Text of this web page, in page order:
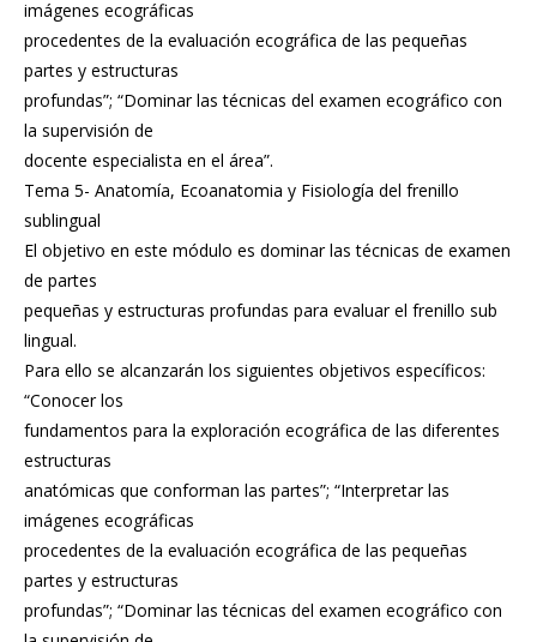
imágenes ecográficas
procedentes de la evaluación ecográfica de las pequeñas
partes y estructuras
profundas”; “Dominar las técnicas del examen ecográfico con
la supervisión de
docente especialista en el área”.
Tema 5- Anatomía, Ecoanatomia y Fisiología del frenillo
sublingual
El objetivo en este módulo es dominar las técnicas de examen
de partes
pequeñas y estructuras profundas para evaluar el frenillo sub
lingual.
Para ello se alcanzarán los siguientes objetivos específicos:
“Conocer los
fundamentos para la exploración ecográfica de las diferentes
estructuras
anatómicas que conforman las partes”; “Interpretar las
imágenes ecográficas
procedentes de la evaluación ecográfica de las pequeñas
partes y estructuras
profundas”; “Dominar las técnicas del examen ecográfico con